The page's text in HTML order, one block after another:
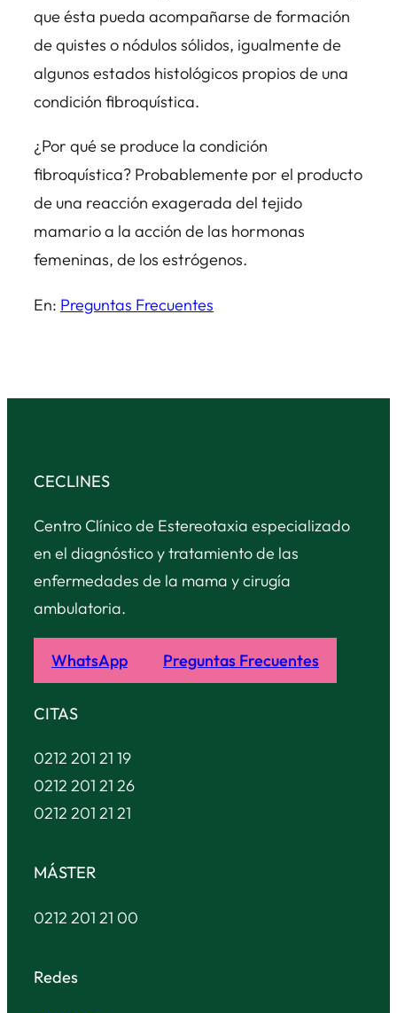
que ésta pueda acompañarse de formación
de quistes o nódulos sólidos, igualmente de
algunos estados histológicos propios de una
condición fibroquística.
¿Por qué se produce la condición
fibroquística? Probablemente por el producto
de una reacción exagerada del tejido
mamario a la acción de las hormonas
femeninas, de los estrógenos.
En: Preguntas Frecuentes
CECLINES
Centro Clínico de Estereotaxia especializado
en el diagnóstico y tratamiento de las
enfermedades de la mama y cirugía
ambulatoria.
WhatsApp Preguntas Frecuentes
CITAS
0212 201 21 19
0212 201 21 26
0212 201 21 21
MÁSTER
0212 201 21 00
Redes